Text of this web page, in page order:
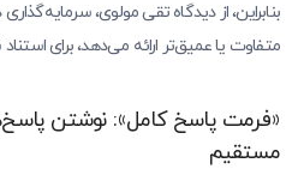
بنابراین، از دیدگاه تقی مولوی،
متفاوت یا عمیق‌تر ارائه می‌دهد، برای
«فرمت پاسخ کامل»: نوشتن
مستقیم